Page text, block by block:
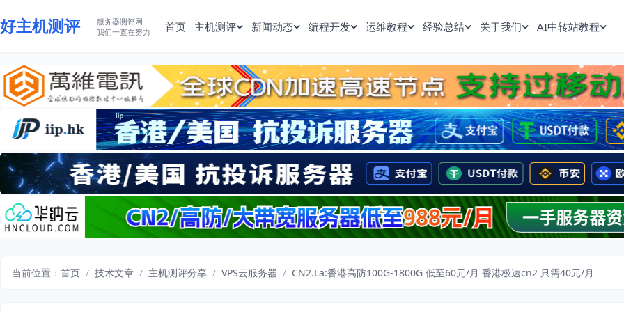
好主机测评
服务器测评网
我们一直在努力
首页 主机测评 新闻动态 编程开发 运维教程 经验总结 关于我们 AI中转站教程
当前位置： 首页 / 技术文章 / 主机测评分享 / VPS云服务器 / CN2.La:香港高防100G-1800G 低至60元/月 香港极速cn2 只需40元/月